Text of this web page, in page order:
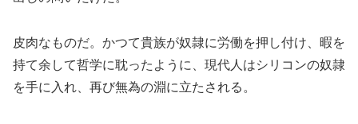
皮肉なものだ。かつて貴族が奴隷に労働を押し付け、暇を
持て余して哲学に耽ったように、現代人はシリコンの奴隷
を手に入れ、再び無為の淵に立たされる。